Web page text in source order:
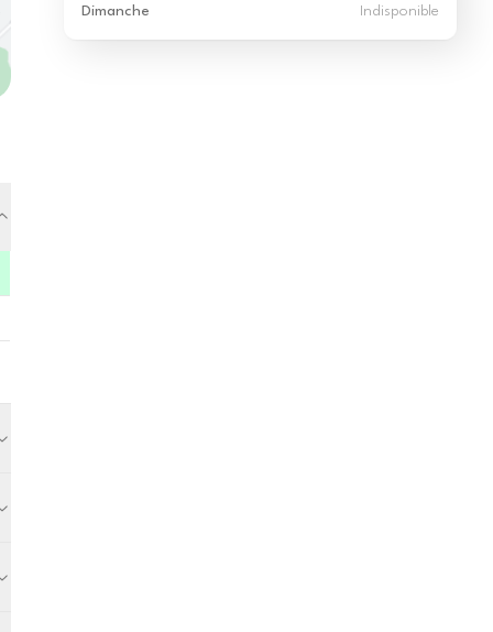
Dimanche Indisponible